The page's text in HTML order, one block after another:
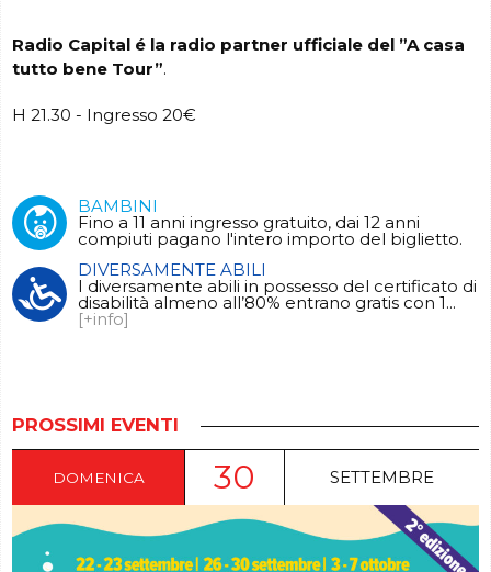
Radio Capital é la radio partner ufficiale del ”A casa
tutto bene Tour”.
H 21.30 - Ingresso 20€
BAMBINI
Fino a 11 anni ingresso gratuito, dai 12 anni
compiuti pagano l'intero importo del biglietto.
DIVERSAMENTE ABILI
I diversamente abili in possesso del certificato di
disabilità almeno all’80% entrano gratis con 1...
[+info]
PROSSIMI EVENTI
DOMENICA 30 SETTEMBRE